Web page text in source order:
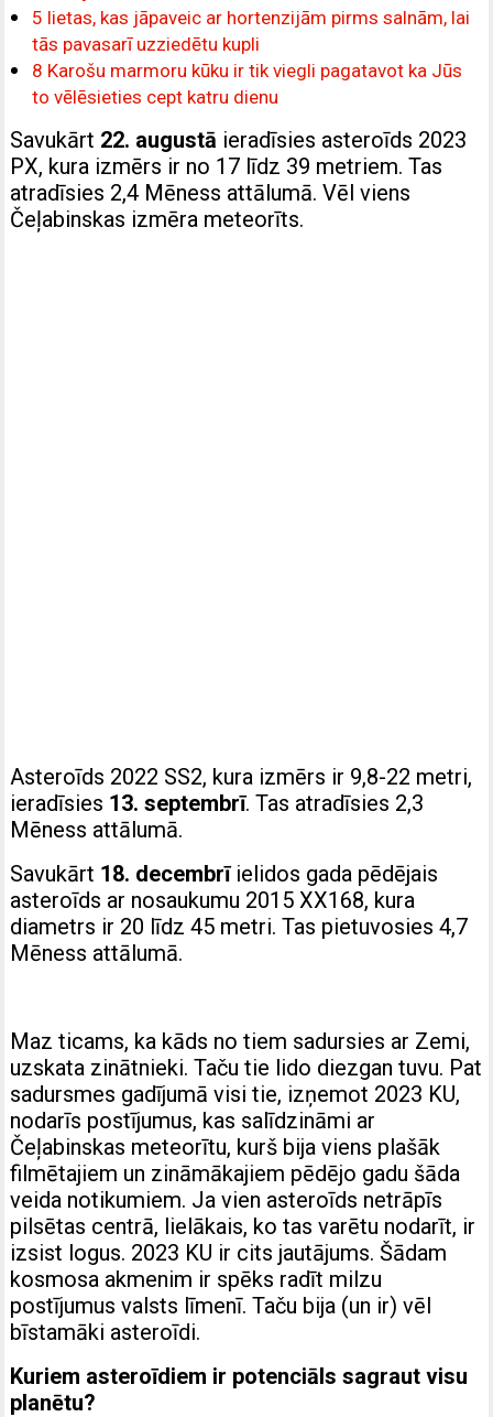
5 lietas, kas jāpaveic ar hortenzijām pirms salnām, lai
tās pavasarī uzziedētu kupli
8 Karošu marmoru kūku ir tik viegli pagatavot ka Jūs
to vēlēsieties cept katru dienu
Savukārt 22. augustā ieradīsies asteroīds 2023
PX, kura izmērs ir no 17 līdz 39 metriem. Tas
atradīsies 2,4 Mēness attālumā. Vēl viens
Čeļabinskas izmēra meteorīts.
Asteroīds 2022 SS2, kura izmērs ir 9,8-22 metri,
ieradīsies 13. septembrī. Tas atradīsies 2,3
Mēness attālumā.
Savukārt 18. decembrīielidos gada pēdējais
asteroīds ar nosaukumu 2015 XX168, kura
diametrs ir 20 līdz 45 metri. Tas pietuvosies 4,7
Mēness attālumā.
Maz ticams, ka kāds no tiem sadursies ar Zemi,
uzskata zinātnieki. Taču tie lido diezgan tuvu. Pat
sadursmes gadījumā visi tie, izņemot 2023 KU,
nodarīs postījumus, kas salīdzināmi ar
Čeļabinskas meteorītu, kurš bija viens plašāk
filmētajiem un zināmākajiem pēdējo gadu šāda
veida notikumiem. Ja vien asteroīds netrāpīs
pilsētas centrā, lielākais, ko tas varētu nodarīt, ir
izsist logus. 2023 KU ir cits jautājums. Šādam
kosmosa akmenim ir spēks radīt milzu
postījumus valsts līmenī. Taču bija (un ir) vēl
bīstamāki asteroīdi.
Kuriem asteroīdiem ir potenciāls sagraut visu
planētu?